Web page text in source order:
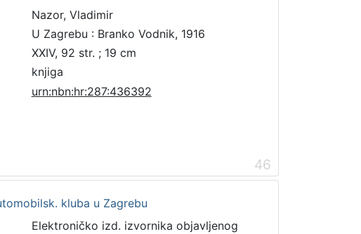
Nazor, Vladimir
U Zagrebu : Branko Vodnik, 1916
XXIV, 92 str. ; 19 cm
knjiga
urn:nbn:hr:287:436392
46
kluba u Zagrebu
Elektroničko izd. izvornika objavljenog